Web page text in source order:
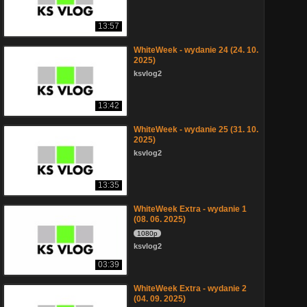
13:57
13:42
WhiteWeek - wydanie 24 (24. 10.
2025)
ksvlog2
13:35
WhiteWeek - wydanie 25 (31. 10.
2025)
ksvlog2
03:39
WhiteWeek Extra - wydanie 1
(08. 06. 2025)
1080p
ksvlog2
WhiteWeek Extra - wydanie 2
(04. 09. 2025)